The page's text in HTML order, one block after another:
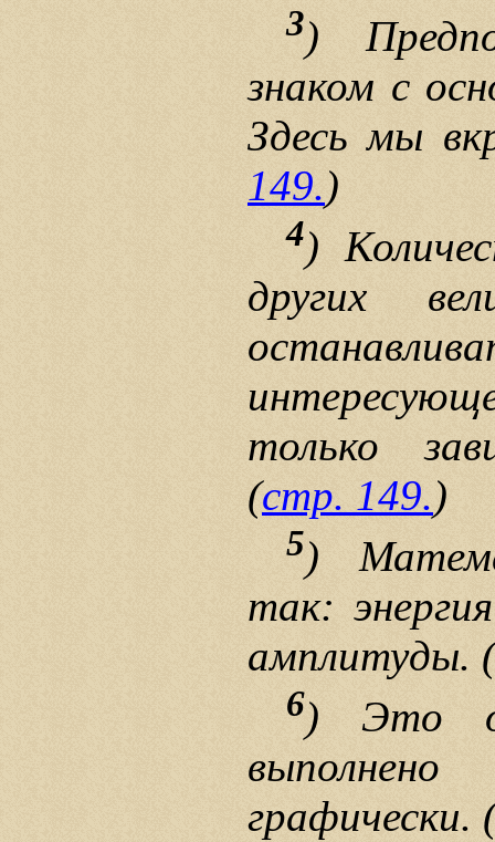
3)
знаком с
Здесь мы
149.)
4)
других
только
(стр. 149.)
5)
так:
амплитуды. (
6) Это
графически.